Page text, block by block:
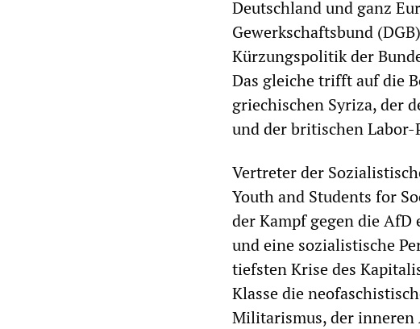
Deutschland und ganz
Gewerkschaftsbund
Kürzungspolitik der
Das gleiche trifft auf die
griechischen Syriza, der
und der britischen
Vertreter der
Youth and Students for
der Kampf gegen die
und eine sozialistische
tiefsten Krise des
Klasse die
Militarismus, der inneren